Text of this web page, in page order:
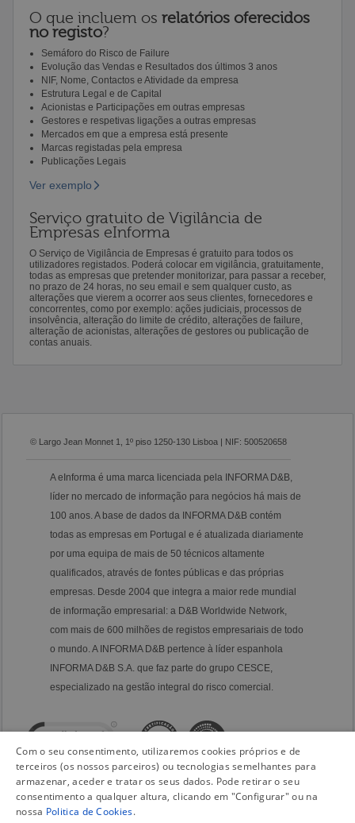
O que incluem os relatórios oferecidos
no registo?
Semáforo do Risco de Failure
Evolução das Vendas e Resultados dos últimos 3 anos
NIF, Nome, Contactos e Atividade da empresa
Estrutura Legal e de Capital
Acionistas e Participações em outras empresas
Gestores e respetivas ligações a outras empresas
Mercados em que a empresa está presente
Marcas registadas pela empresa
Publicações Legais
Ver exemplo
Serviço gratuito de Vigilância de
Empresas eInforma
O Serviço de Vigilância de Empresas é gratuito para todos os
utilizadores registados. Poderá colocar em vigilância, gratuitamente,
todas as empresas que pretender monitorizar, para passar a receber,
no prazo de 24 horas, no seu email e sem qualquer custo, as
alterações que vierem a ocorrer aos seus clientes, fornecedores e
concorrentes, como por exemplo: ações judiciais, processos de
insolvência, alteração do limite de crédito, alterações de failure,
alteração de acionistas, alterações de gestores ou publicação de
contas anuais.
© Largo Jean Monnet 1, 1º piso 1250-130 Lisboa | NIF: 500520658
A eInforma é uma marca licenciada pela INFORMA D&B,
líder no mercado de informação para negócios há mais de
100 anos. A base de dados da INFORMA D&B contém
todas as empresas em Portugal e é atualizada diariamente
por uma equipa de mais de 50 técnicos altamente
qualificados, através de fontes públicas e das próprias
empresas. Desde 2004 que integra a maior rede mundial
de informação empresarial: a D&B Worldwide Network,
com mais de 600 milhões de registos empresariais de todo
o mundo. A INFORMA D&B pertence à líder espanhola
INFORMA D&B S.A. que faz parte do grupo CESCE,
especializado na gestão integral do risco comercial.
Com o seu consentimento, utilizaremos cookies próprios e de
terceiros (os nossos parceiros) ou tecnologias semelhantes para
armazenar, aceder e tratar os seus dados. Pode retirar o seu
consentimento a qualquer altura, clicando em "Configurar" ou na
nossa Politica de Cookies.